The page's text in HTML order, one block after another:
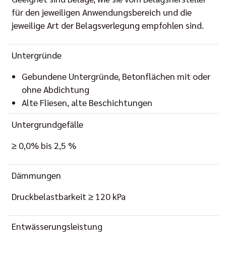
für den jeweiligen Anwendungsbereich und die
jeweilige Art der Belagsverlegung empfohlen sind.
Untergründe
Gebundene Untergründe, Betonflächen mit oder
ohne Abdichtung
Alte Fliesen, alte Beschichtungen
Untergrundgefälle
≥ 0,0% bis 2,5 %
Dämmungen
Druckbelastbarkeit ≥ 120 kPa
Entwässerungsleistung